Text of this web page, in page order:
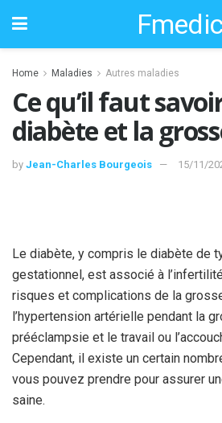
Fmedic
Home Maladies Autres maladies
Ce qu’il faut
diabète et la
by Jean-Charles Bourgeois 15/11/
Le diabète, y compris le diabète de
gestationnel, est associé à
risques et complications de la
l’hypertension artérielle pendant la
prééclampsie et le travail ou
Cependant, il existe un certain
vous pouvez prendre pour assurer
saine.